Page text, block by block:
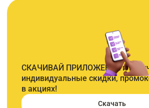
СКАЧИВАЙ ПРИЛОЖЕНИЕ и
индивидуальные скидки,
в акциях!
Скачать